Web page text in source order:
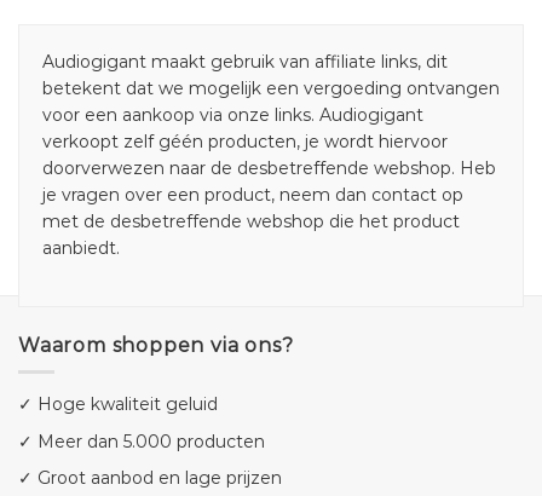
Audiogigant maakt gebruik van affiliate links, dit
betekent dat we mogelijk een vergoeding ontvangen
voor een aankoop via onze links. Audiogigant
verkoopt zelf géén producten, je wordt hiervoor
doorverwezen naar de desbetreffende webshop. Heb
je vragen over een product, neem dan contact op
met de desbetreffende webshop die het product
aanbiedt.
Waarom shoppen via ons?
✓ Hoge kwaliteit geluid
✓ Meer dan 5.000 producten
✓ Groot aanbod en lage prijzen